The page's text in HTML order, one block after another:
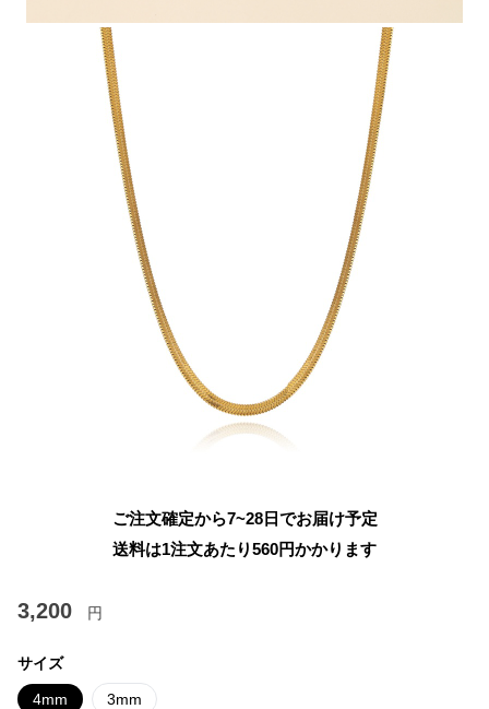
ご注文確定から7~28日でお届け予定
送料は1注文あたり560円かかります
3,200 円
サイズ
4mm 3mm